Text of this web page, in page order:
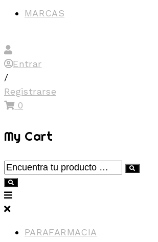
MARCAS
Entrar
/
Registrarse
0
My Cart
Encuentra
tu
producto
…
PARAFARMACIA